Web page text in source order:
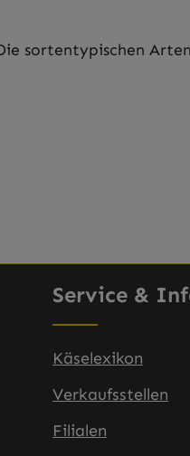
sortentypischen
Service &
Käselexikon
Verkaufsstellen
Filialen